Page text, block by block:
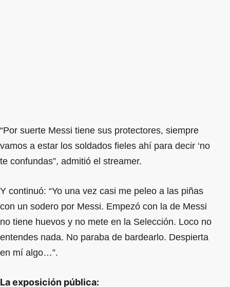
“Por suerte Messi tiene sus protectores, siempre
vamos a estar los soldados fieles ahí para decir ‘no
te confundas”, admitió el streamer.
Y continuó: “Yo una vez casi me peleo a las piñas
con un sodero por Messi. Empezó con la de Messi
no tiene huevos y no mete en la Selección. Loco no
entendes nada. No paraba de bardearlo. Despierta
en mí algo…”.
La exposición pública: